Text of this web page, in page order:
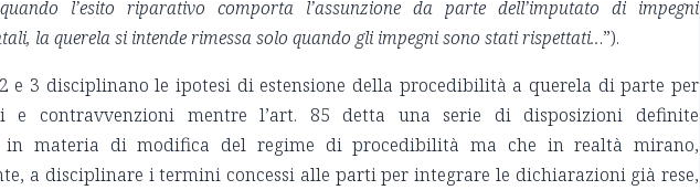
l’esito riparativo comporta l’assunzione da parte dell’imputato di impegni
la querela si intende rimessa solo quando gli impegni sono stati rispettati...”).
e 3 disciplinano le ipotesi di estensione della procedibilità a querela di parte per
e contravvenzioni mentre l’art. 85 detta una serie di disposizioni definite
in materia di modifica del regime di procedibilità ma che in realtà mirano,
a disciplinare i termini concessi alle parti per integrare le dichiarazioni già rese,